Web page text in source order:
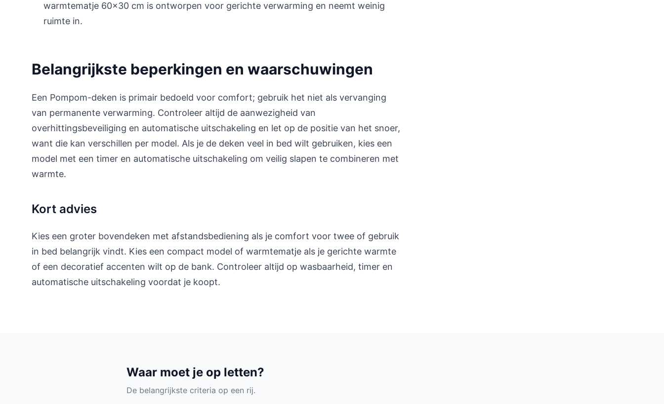
warmtematje 60×30 cm is ontworpen voor gerichte verwarming en neemt weinig
ruimte in.
Belangrijkste beperkingen en waarschuwingen
Een Pompom-deken is primair bedoeld voor comfort; gebruik het niet als vervanging
van permanente verwarming. Controleer altijd de aanwezigheid van
overhittingsbeveiliging en automatische uitschakeling en let op de positie van het snoer,
want die kan verschillen per model. Als je de deken veel in bed wilt gebruiken, kies een
model met een timer en automatische uitschakeling om veilig slapen te combineren met
warmte.
Kort advies
Kies een groter bovendeken met afstandsbediening als je comfort voor twee of gebruik
in bed belangrijk vindt. Kies een compact model of warmtematje als je gerichte warmte
of een decoratief accenten wilt op de bank. Controleer altijd op wasbaarheid, timer en
automatische uitschakeling voordat je koopt.
Waar moet je op letten?
De belangrijkste criteria op een rij.